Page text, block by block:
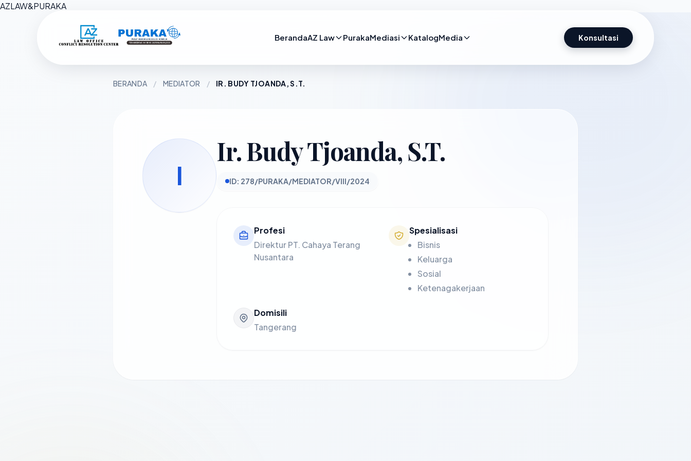
AZLAW&PURAKA
BerandaAZ Law PurakaMediasi KatalogMedia Konsultasi
BERANDA / MEDIATOR / IR. BUDY TJOANDA, S.T.
I
Ir. Budy Tjoanda, S.T.
ID: 278/PURAKA/MEDIATOR/VIII/2024
Profesi
Direktur PT. Cahaya Terang
Nusantara
Spesialisasi
Bisnis
Keluarga
Sosial
Ketenagakerjaan
Domisili
Tangerang